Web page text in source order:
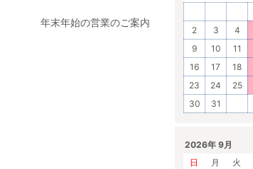
年末年始の営業のご案内
2
3 4
9
10 11
16
17 18
23
24 25
30
31
2026年 9月
日
月 火